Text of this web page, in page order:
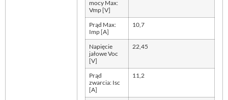
mocy Max:
Vmp [V]
Prąd Max:
Imp [A]
10,7
Napięcie
jałowe Voc
[V]
22,45
Prąd
zwarcia: Isc
[A]
11,2